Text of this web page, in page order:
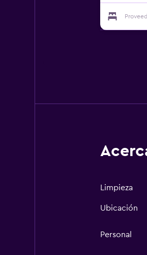
Limpieza
Ubicación
Personal